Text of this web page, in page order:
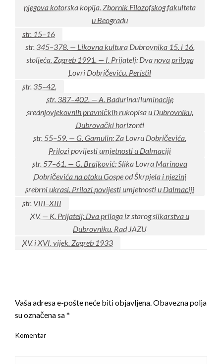
njegova kotorska kopija. Zbornik Filozofskog fakulteta
u Beogradu
str. 15–16
str. 345–378. — Likovna kultura Dubrovnika 15. i 16.
stoljeća. Zagreb 1991. — I. Prijatelj: Dva nova priloga
Lovri Dobričeviću. Peristil
str. 35–42.
str. 387–402. — A. Badurina:Iluminacije
srednjovjekovnih pravničkih rukopisa u Dubrovniku.
Dubrovački horizonti
str. 55–59. — G. Gamulin: Za Lovru Dobričevića.
Prilozi povijesti umjetnosti u Dalmaciji
str. 57–61. — G. Brajković: Slika Lovra Marinova
Dobričevića na otoku Gospe od Škrpjela i njezini
srebrni ukrasi. Prilozi povijesti umjetnosti u Dalmaciji
str. VIII–XIII
XV. — K. Prijatelj: Dva priloga iz starog slikarstva u
Dubrovniku. Rad JAZU
XV. i XVI. vijek. Zagreb 1933
Vaša adresa e-pošte neće biti objavljena.Obavezna polja
su označena sa*
Komentar